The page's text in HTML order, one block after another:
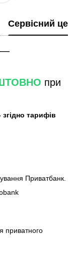
Сервісний
—
при
згідно тарифів
Приватбанк.
приватного